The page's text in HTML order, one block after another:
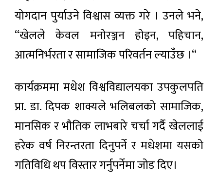
योगदान पुर्याउने विश्वास व्यक्त गरे । उनले भने,
“खेलले केवल मनोरञ्जन होइन, पहिचान,
आत्मनिर्भरता र सामाजिक परिवर्तन ल्याउँछ ।“
कार्यक्रममा मधेश विश्वविद्यालयका उपकुलपति
प्रा. डा. दिपक शाक्यले भलिबलको सामाजिक,
मानसिक र भौतिक लाभबारे चर्चा गर्दै खेललाई
हरेक वर्ष निरन्तरता दिनुपर्ने र मधेशमा यसको
गतिविधि थप विस्तार गर्नुपर्नेमा जोड दिए।